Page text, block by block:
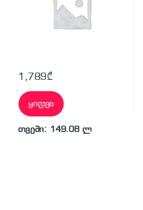
1,789₾
ყიდვა
თვეში: 149.08 ლ